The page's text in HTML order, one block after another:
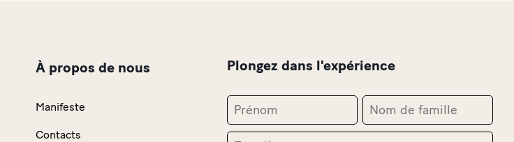
À propos de nous
Manifeste
Contacts
Plongez dans l'expérience